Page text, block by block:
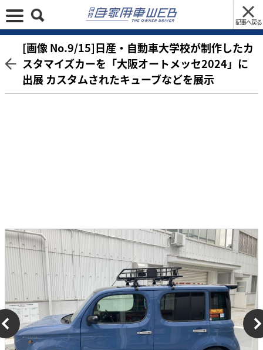
記事へ戻る
[画像 No.9/15]日産・自動車大学校が制作したカ
スタマイズカーを「大阪オートメッセ2024」に
出展 カスタムされたキューブなどを展示